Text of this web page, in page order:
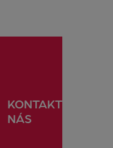
KONTAKTUJTE
NÁS